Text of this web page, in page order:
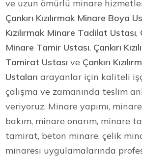
ve uzun ömürlü minare
Çankırı Kızılırmak Minare Boya
Kızılırmak Minare Tadilat Ustası,
Minare Tamir Ustası, Çankırı
Tamirat Ustası ve Çankırı
Ustaları arayanlar için kaliteli
çalışma ve zamanında teslim
veriyoruz. Minare yapımı,
bakım, minare onarım, minare
tamirat, beton minare, çelik
minaresi uygulamalarında